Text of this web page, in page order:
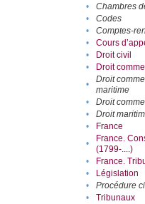
•
Chambres
•
Codes
•
Comptes-
•
Cours
•
Droit civil
•
Droit
•
Droit
maritime
• Droit
•
Droit
•
France
•
France.
(1799-....)
• France.
•
Législation
•
Procédure
•
Tribunaux